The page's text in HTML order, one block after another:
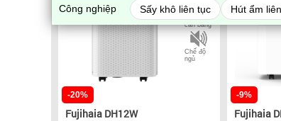
Công nghiệp Sấy khô liên tục Hút ẩm
Tự động
cân bằng
Chế độ
ngủ
-20%
Fujihaia DH12W
-9%
Fujihaia